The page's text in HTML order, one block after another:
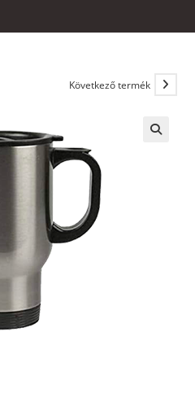
Következő termék